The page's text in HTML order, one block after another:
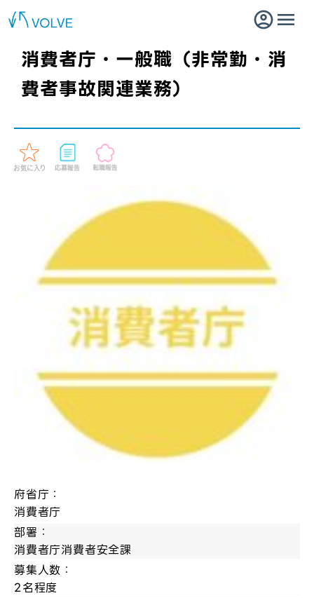
消費者庁・一般職（非常勤・消
費者事故関連業務）
府省庁：
消費者庁
部署：
消費者庁消費者安全課
募集人数：
2名程度